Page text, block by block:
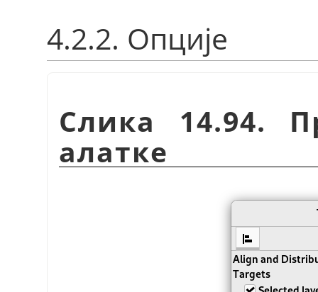
4.2.2. Опције
Слика 14.94.
алатке